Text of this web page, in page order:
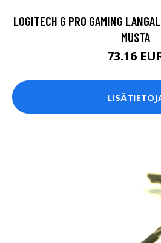
LOGITECH G PRO GAMING
MUSTA
73.16